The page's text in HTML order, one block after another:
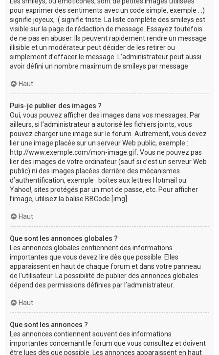
pour exprimer des sentiments avec un code simple, exemple : :)
signifie joyeux, :( signifie triste. La liste complète des smileys est
visible sur la page de rédaction de message. Essayez toutefois
de ne pas en abuser. Ils peuvent rapidement rendre un message
illisible et un modérateur peut décider de les retirer ou
simplement d’effacer le message. L’administrateur peut aussi
avoir défini un nombre maximum de smileys par message.
Haut
Puis-je publier des images ?
Oui, vous pouvez afficher des images dans vos messages. Par
ailleurs, si l’administrateur a autorisé les fichiers joints, vous
pouvez charger une image sur le forum. Autrement, vous devez
lier une image placée sur un serveur Web public, exemple :
http://www.exemple.com/mon-image.gif. Vous ne pouvez pas
lier des images de votre ordinateur (sauf si c’est un serveur Web
public) ni des images placées derrière des mécanismes
d’authentification, exemple : boîtes aux lettres Hotmail ou
Yahoo!, sites protégés par un mot de passe, etc. Pour afficher
l’image, utilisez la balise BBCode [img].
Haut
Que sont les annonces globales ?
Les annonces globales contiennent des informations
importantes que vous devez lire dès que possible. Elles
apparaissent en haut de chaque forum et dans votre panneau
de l’utilisateur. La possibilité de publier des annonces globales
dépend des permissions définies par l’administrateur.
Haut
Que sont les annonces ?
Les annonces contiennent souvent des informations
importantes concernant le forum que vous consultez et doivent
être lues dès que possible. Les annonces apparaissent en haut